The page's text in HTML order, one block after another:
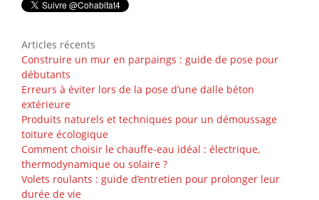
Articles récents
Construire un mur en parpaings : guide de pose pour
débutants
Erreurs à éviter lors de la pose d’une dalle béton
extérieure
Produits naturels et techniques pour un démoussage
toiture écologique
Comment choisir le chauffe-eau idéal : électrique,
thermodynamique ou solaire ?
Volets roulants : guide d’entretien pour prolonger leur
durée de vie